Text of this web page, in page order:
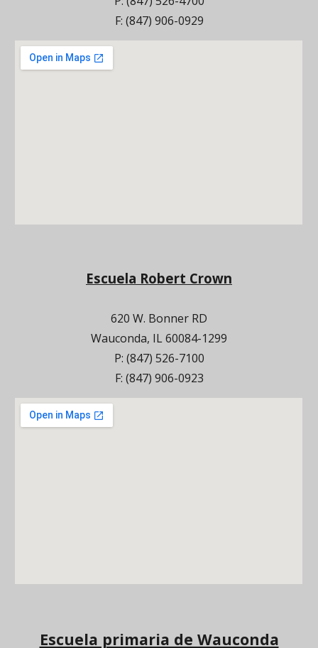
F: (847) 906-0929
Escuela Robert Crown
620 W. Bonner RD
Wauconda, IL 60084-1299
P: (847) 526-7100
F: (847) 906-0923
Escuela primaria de Wauconda